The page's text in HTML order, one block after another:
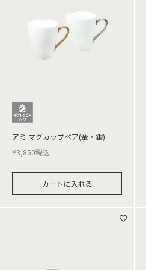
アミ マグカップペア(金・銀)
¥3,850税込
カートに入れる